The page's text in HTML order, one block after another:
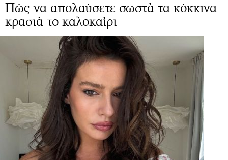
Πώς να απολαύσετε σωστά τα κόκκινα
κρασιά το καλοκαίρι